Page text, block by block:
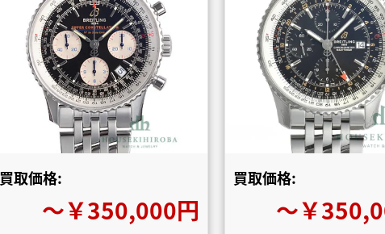
買取価格:
〜￥350,000円
買取価格:
〜￥